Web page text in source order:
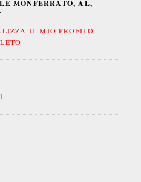
MONFERRATO, AL,
IL MIO PROFILO